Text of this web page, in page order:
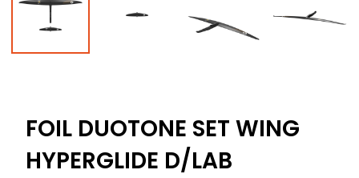
FOIL DUOTONE SET WING
HYPERGLIDE D/LAB